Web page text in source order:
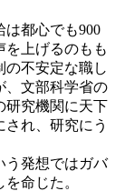
都心でも900
を上げるのもも
の不安定な職し
、文部科学省の
研究機関に天下
れ、研究にう
発想ではガバ
命じた。